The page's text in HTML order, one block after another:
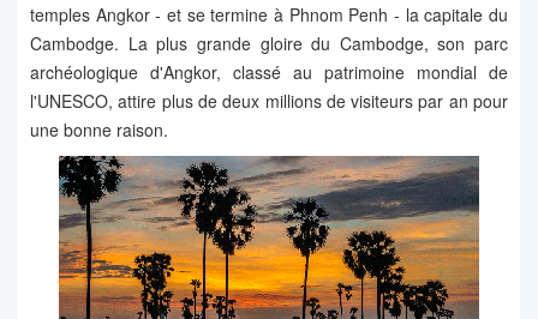
temples Angkor - et se termine à Phnom Penh - la capitale du
Cambodge. La plus grande gloire du Cambodge, son parc
archéologique d'Angkor, classé au patrimoine mondial de
l'UNESCO, attire plus de deux millions de visiteurs par an pour
une bonne raison.